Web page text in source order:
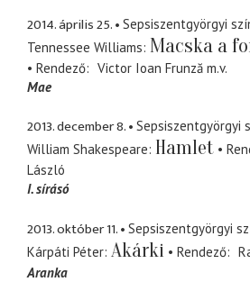
2014. április 25.
Sepsiszentgyörgyi
Tennessee Williams Macska a
Rendező Victor Ioan Frunză m.v.
Mae
2013. december 8.
Sepsiszentgyörgyi
William Shakespeare Hamlet
László
I. sírásó
2013. október 11.
Sepsiszentgyörgyi
Kárpáti Péter Akárki Rendező
Aranka